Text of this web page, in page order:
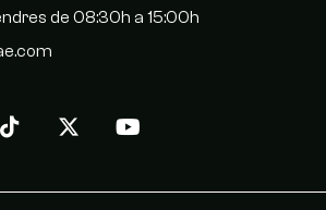
de 08:30h a 15:00h